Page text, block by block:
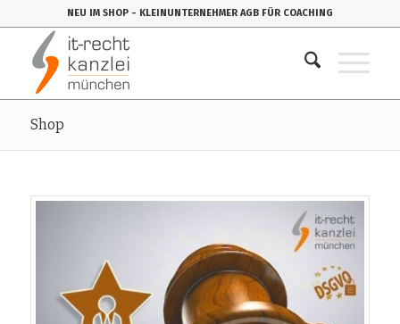
NEU IM SHOP - KLEINUNTERNEHMER AGB FÜR COACHING
Shop